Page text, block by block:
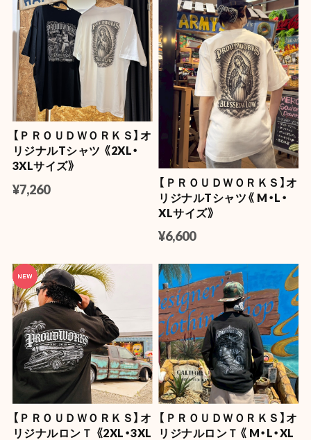
【ＰＲＯＵＤＷＯＲＫＳ】オ
リジナルTシャツ 《2XL・
3XLサイズ》
¥7,260
【ＰＲＯＵＤＷＯＲＫＳ】オ
リジナルTシャツ《 M・L・
XLサイズ》
¥6,600
【ＰＲＯＵＤＷＯＲＫＳ】オ
リジナルロンＴ 《2XL・3XL
【ＰＲＯＵＤＷＯＲＫＳ】オ
リジナルロンＴ《 M・L・XL